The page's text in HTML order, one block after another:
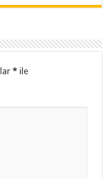
* ile